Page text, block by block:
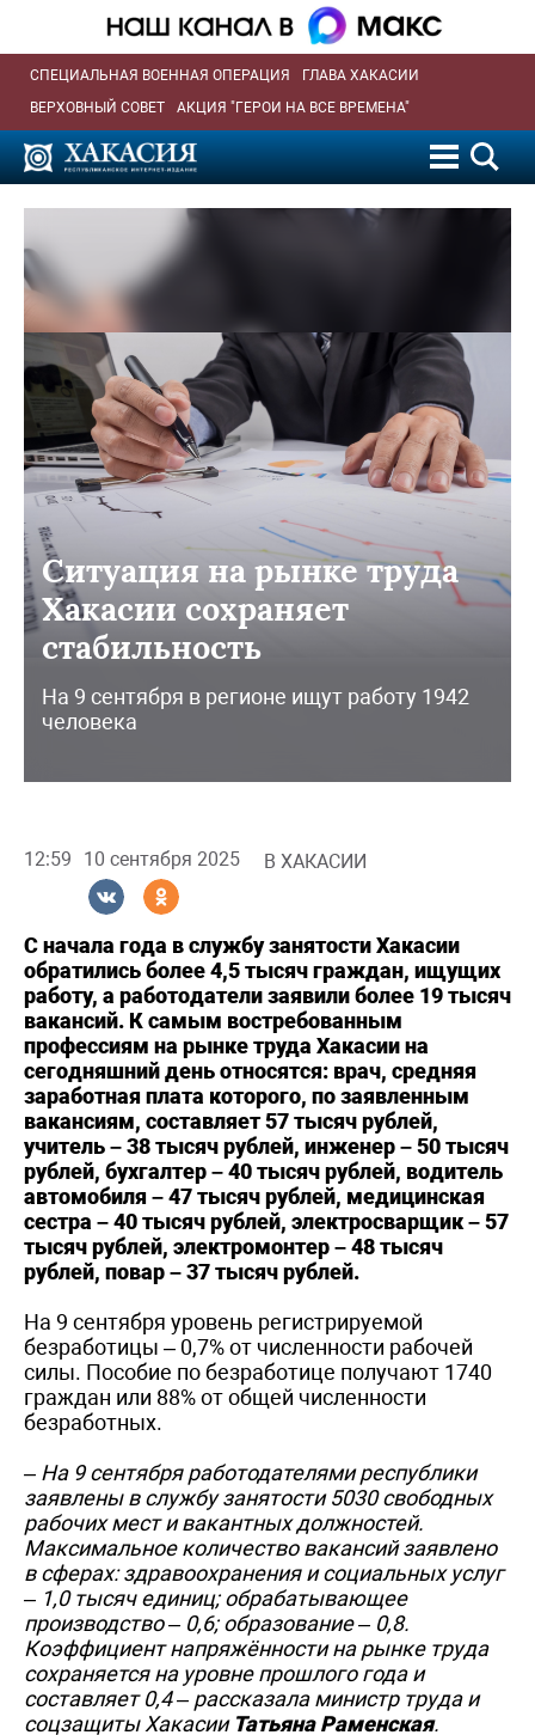
СПЕЦИАЛЬНАЯ ВОЕННАЯ ОПЕРАЦИЯ
ГЛАВА ХАКАСИИ
ВЕРХОВНЫЙ СОВЕТ
АКЦИЯ "ГЕРОИ НА ВСЕ ВРЕМЕНА"
Ситуация на рынке труда
Хакасии сохраняет
стабильность
На 9 сентября в регионе ищут работу 1942
человека
12:59 10 сентября 2025 В ХАКАСИИ
С начала года в службу занятости Хакасии
обратились более 4,5 тысяч граждан, ищущих
работу, а работодатели заявили более 19 тысяч
вакансий. К самым востребованным
профессиям на рынке труда Хакасии на
сегодняшний день относятся: врач, средняя
заработная плата которого, по заявленным
вакансиям, составляет 57 тысяч рублей,
учитель – 38 тысяч рублей, инженер – 50 тысяч
рублей, бухгалтер – 40 тысяч рублей, водитель
автомобиля – 47 тысяч рублей, медицинская
сестра – 40 тысяч рублей, электросварщик – 57
тысяч рублей, электромонтер – 48 тысяч
рублей, повар – 37 тысяч рублей.
На 9 сентября уровень регистрируемой
безработицы – 0,7% от численности рабочей
силы. Пособие по безработице получают 1740
граждан или 88% от общей численности
безработных.
– На 9 сентября работодателями республики
заявлены в службу занятости 5030 свободных
рабочих мест и вакантных должностей.
Максимальное количество вакансий заявлено
в сферах: здравоохранения и социальных услуг
– 1,0 тысяч единиц; обрабатывающее
производство – 0,6; образование – 0,8.
Коэффициент напряжённости на рынке труда
сохраняется на уровне прошлого года и
составляет 0,4 – рассказала министр труда и
соцзащиты Хакасии Татьяна Раменская.